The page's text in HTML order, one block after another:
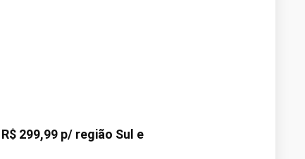
R$ 299,99 p/ região Sul e